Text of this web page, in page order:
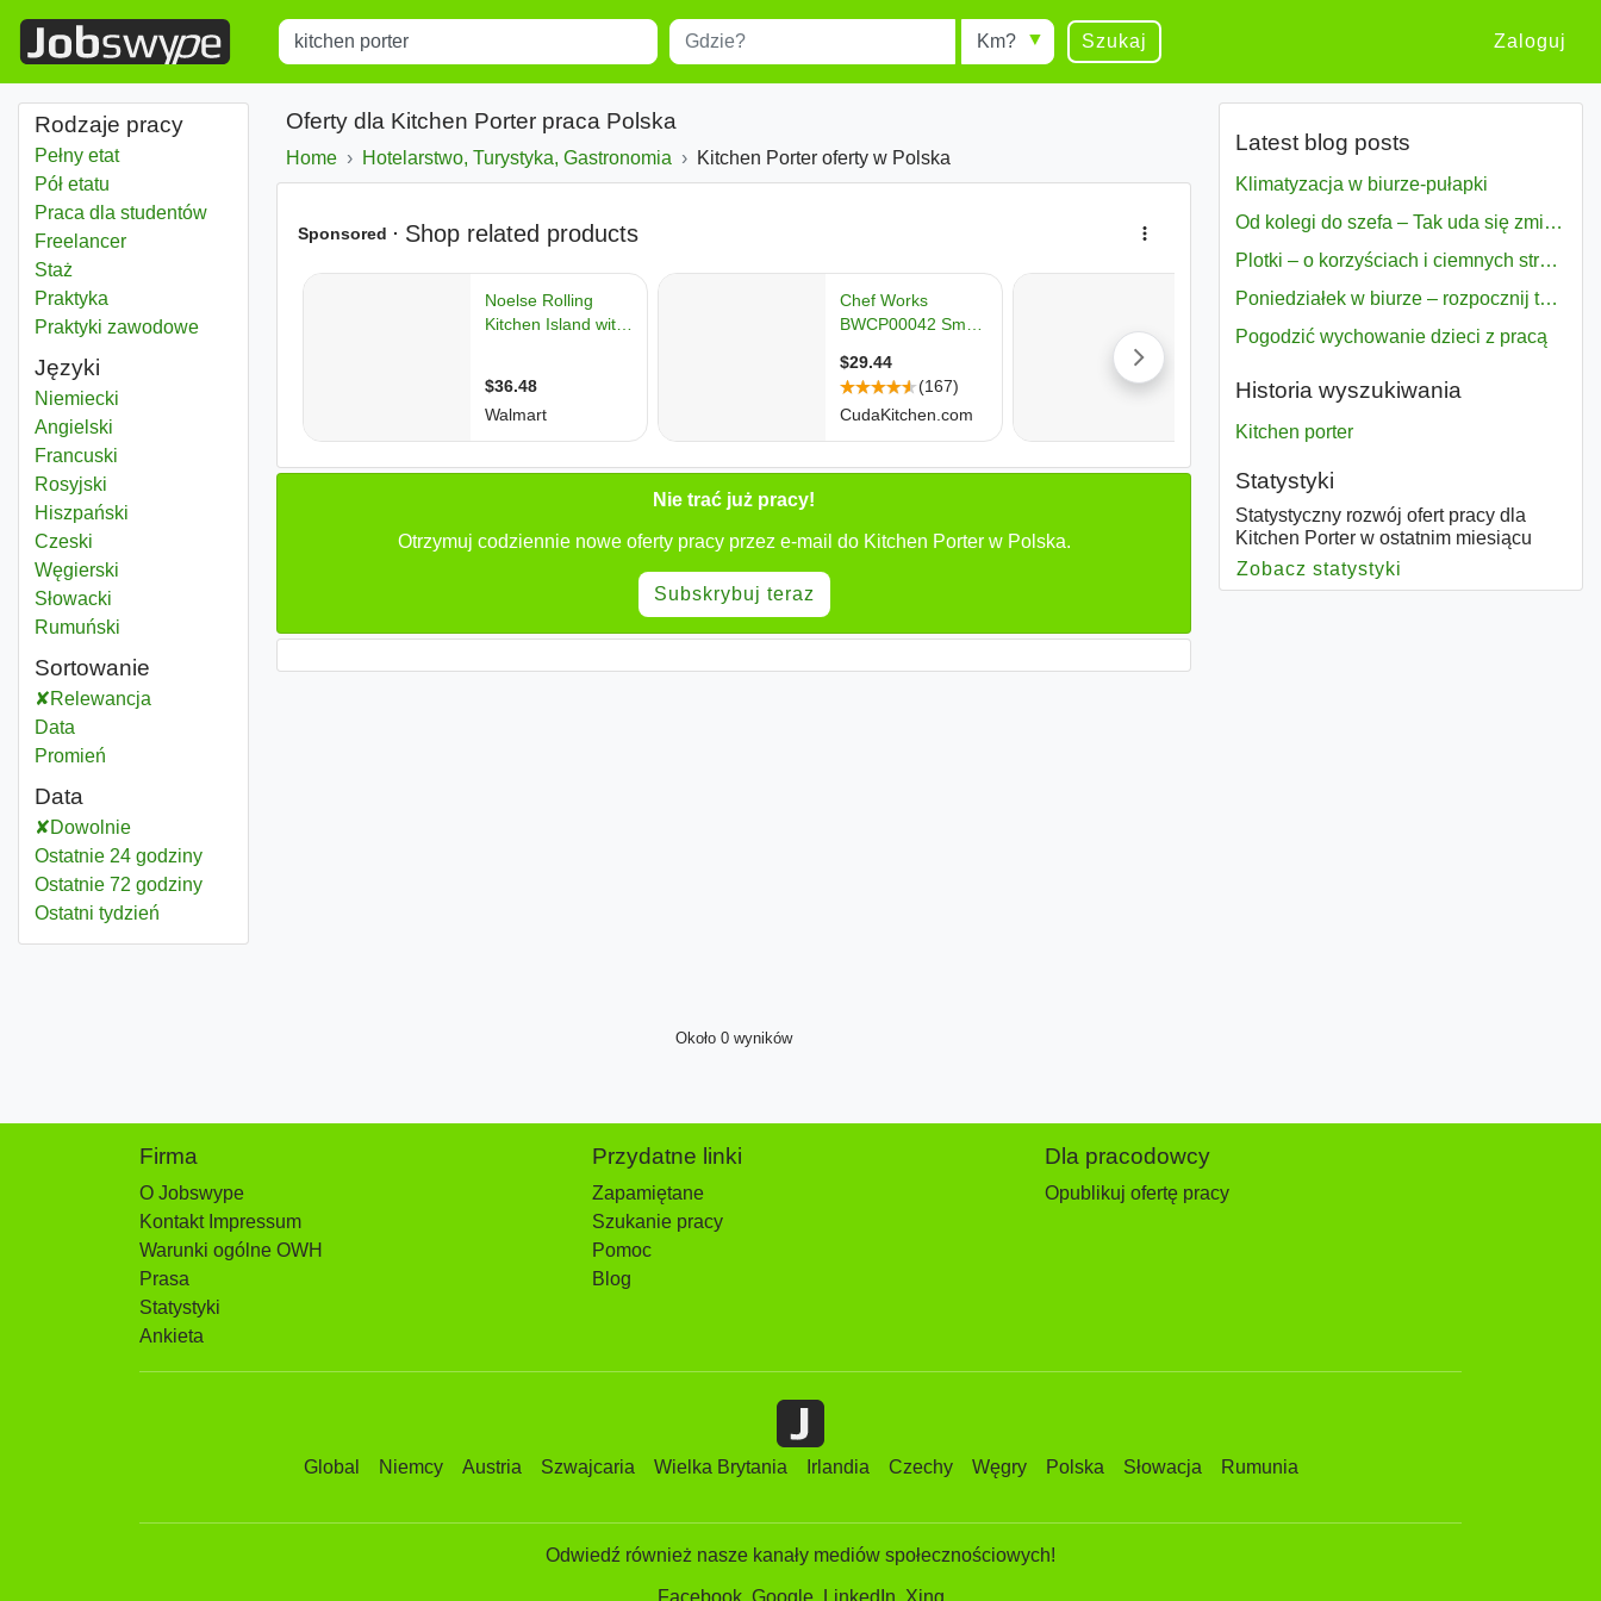
Title Miejscowość Radius Szukaj Zaloguj
Rodzaje pracy
Pełny etat
Pół etatu
Praca dla studentów
Freelancer
Staż
Praktyka
Praktyki zawodowe
Języki
Niemiecki
Angielski
Francuski
Rosyjski
Hiszpański
Czeski
Węgierski
Słowacki
Rumuński
Sortowanie
Relewancja
Data
Promień
Data
Dowolnie
Ostatnie 24 godziny
Ostatnie 72 godziny
Ostatni tydzień
Oferty dla Kitchen Porter praca Polska
Home Hotelarstwo, Turystyka, Gastronomia Kitchen Porter oferty w Polska
Nie trać już pracy!
Otrzymuj codziennie nowe oferty pracy przez e-mail do Kitchen Porter w Polska.
Subskrybuj teraz
Około 0 wyników
Latest blog posts
Klimatyzacja w biurze-pułapki
Od kolegi do szefa – Tak uda się zmiana bezproblemowo
Plotki – o korzyściach i ciemnych stronach
Poniedziałek w biurze – rozpocznij tydzień w pełni zmotywowany
Pogodzić wychowanie dzieci z pracą
Historia wyszukiwania
Kitchen porter
Statystyki
Statystyczny rozwój ofert pracy dla
Kitchen Porter w ostatnim miesiącu
Zobacz statystyki
Firma
O Jobswype
Kontakt Impressum
Warunki ogólne OWH
Prasa
Statystyki
Ankieta
Przydatne linki
Zapamiętane
Szukanie pracy
Pomoc
Blog
Dla pracodowcy
Opublikuj ofertę pracy
Global Niemcy Austria Szwajcaria Wielka Brytania Irlandia Czechy Węgry Polska Słowacja Rumunia
Odwiedź również nasze kanały mediów społecznościowych!